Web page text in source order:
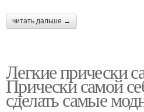
читать дальше →
Легкие прически
Прически самой
сделать самые